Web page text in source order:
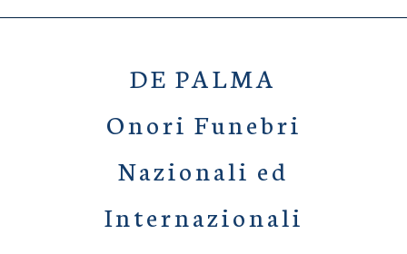
DE PALMA
Onori Funebri
Nazionali ed
Internazionali